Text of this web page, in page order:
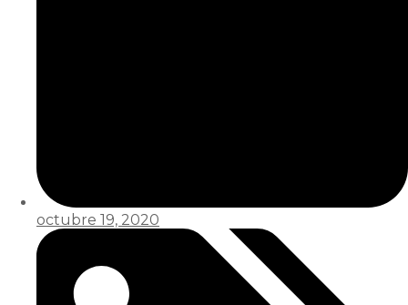
octubre 19, 2020